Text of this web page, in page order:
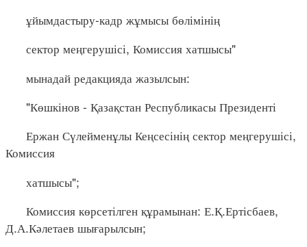
ұйымдастыру-кадр жұмысы бөлімінің
сектор меңгерушісі, Комиссия хатшысы"
мынадай редакцияда жазылсын:
"Көшкінов - Қазақстан Республикасы Президенті
Ержан Сүлейменұлы Кеңсесінің сектор меңгерушісі,
Комиссия
хатшысы";
Комиссия көрсетілген құрамынан: Е.Қ.Ертісбаев,
Д.А.Кәлетаев шығарылсын;